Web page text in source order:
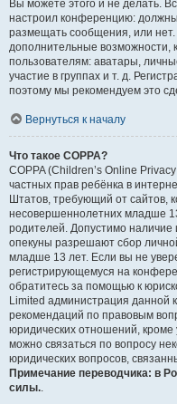
Вы можете этого и не делать.
настроил конференцию:
размещать сообщения, или
дополнительные
пользователям: аватары,
участие в группах и т. д.
поэтому мы рекомендуем это
Вернуться к началу
Что такое COPPA?
COPPA (Children’s Online
частных прав ребёнка в
Штатов, требующий от сайтов,
несовершеннолетних младше
родителей. Допустимо наличие
опекуны разрешают сбор
младше 13 лет. Если вы не
регистрирующемуся на
обратитесь за помощью к
Limited администрация данной
рекомендаций по правовым
юридических отношений, кроме
можно связаться по вопросу
юридических вопросов,
Примечание переводчика: в
силы..